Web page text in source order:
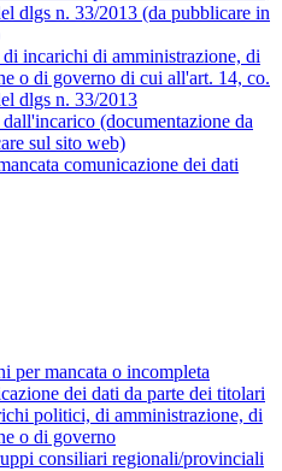
dlgs n. 33/2013 (da pubblicare in
incarichi di amministrazione, di
o di governo di cui all'art. 14, co.
dlgs n. 33/2013
dall'incarico (documentazione da
sul sito web)
comunicazione dei dati
per mancata o incompleta
dei dati da parte dei titolari
politici, di amministrazione, di
o di governo
consiliari regionali/provinciali